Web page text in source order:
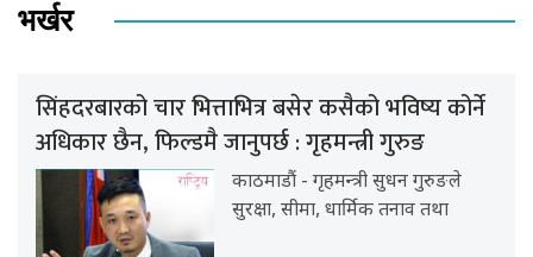
भर्खर
सिंहदरबारको चार भित्ताभित्र बसेर कसैको भविष्य कोर्ने
अधिकार छैन, फिल्डमै जानुपर्छ : गृहमन्त्री गुरुङ
काठमाडौं - गृहमन्त्री सुधन गुरुङले
सुरक्षा, सीमा, धार्मिक तनाव तथा